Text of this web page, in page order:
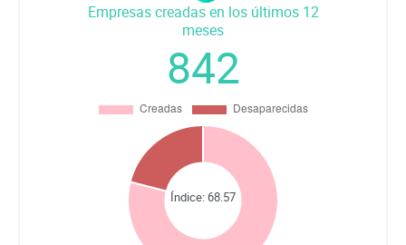
Empresas creadas en los últimos 12
meses
842
Índice:68.57